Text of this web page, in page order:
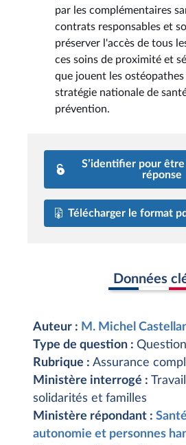
par les complémentaires
contrats responsables et
préserver l'accès de tous
ces soins de proximité et
que jouent les ostéopathes
stratégie nationale de
prévention.
S’identifier pour
réponse
Télécharger le format
Données
Auteur : M. Michel
Type de question :
Rubrique : Assurance
Ministère interrogé :
solidarités et familles
Ministère répondant :
autonomie et personnes